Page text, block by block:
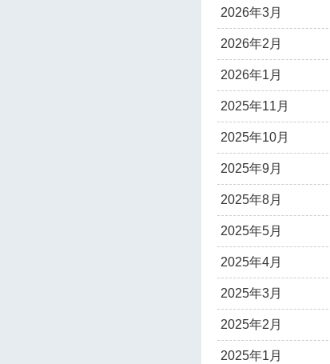
2026年3月
2026年2月
2026年1月
2025年11月
2025年10月
2025年9月
2025年8月
2025年5月
2025年4月
2025年3月
2025年2月
2025年1月